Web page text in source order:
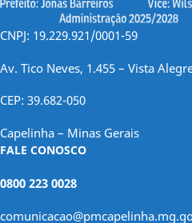
CNPJ: 19.229.921/0001-59
Av. Tico Neves, 1.455 – Vista
CEP: 39.682-050
Capelinha – Minas Gerais
FALE CONOSCO
0800 223 0028